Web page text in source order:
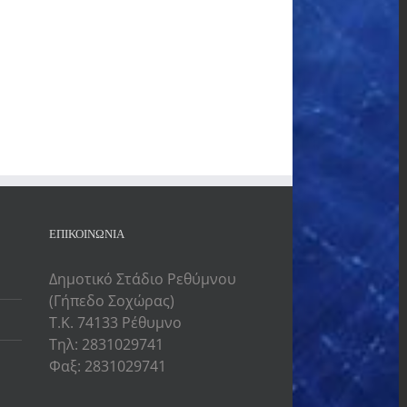
ΕΠΙΚΟΙΝΩΝΙΑ
Δημοτικό Στάδιο Ρεθύμνου
(Γήπεδο Σοχώρας)
Τ.Κ. 74133 Ρέθυμνο
Τηλ: 2831029741
Φαξ: 2831029741